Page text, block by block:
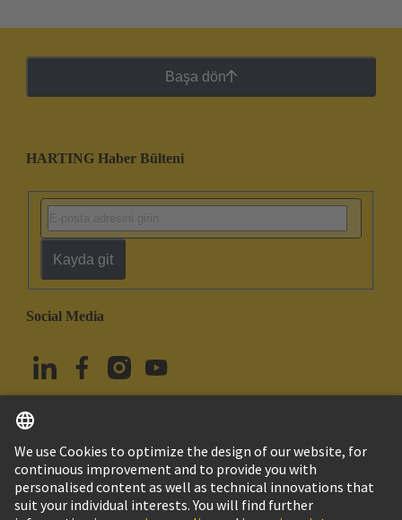
Başa dön
HARTING Haber Bülteni
Kayda git
Social Media
Türkiye Türkçe